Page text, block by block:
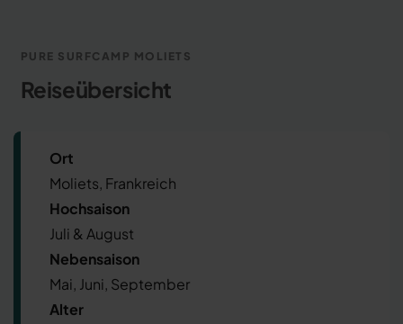
PURE SURFCAMP MOLIETS
Reiseübersicht
Ort
Moliets, Frankreich
Hochsaison
Juli & August
Nebensaison
Mai, Juni, September
Alter